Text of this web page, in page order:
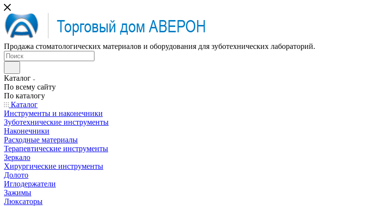
Продажа стоматологических материалов и оборудования для зуботехнических лабораторий.
Каталог
По всему сайту
По каталогу
Каталог
Инструменты и наконечники
Зуботехнические инструменты
Наконечники
Расходные материалы
Терапевтические инструменты
Зеркало
Хирургические инструменты
Долото
Иглодержатели
Зажимы
Люксаторы